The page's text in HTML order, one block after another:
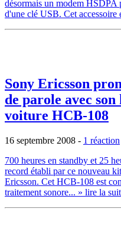
désormais un modem
d'une clé USB. Cet accessoire
Sony Ericsson
de parole avec
voiture HCB-108
16 septembre 2008 - 1 réaction
700 heures en standby et 25
record établi par ce nouveau
Ericsson. Cet HCB-108 est
traitement sonore... » lire la